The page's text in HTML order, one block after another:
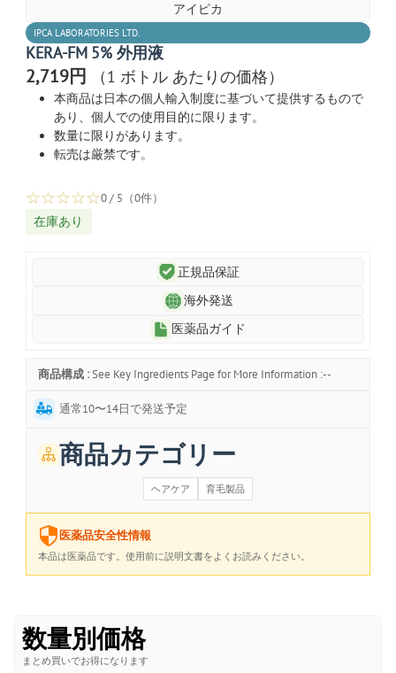
アイピカ
IPCA LABORATORIES LTD.
KERA-FM 5% 外用液
2,719円 （1 ボトル あたりの価格）
本商品は日本の個人輸入制度に基づいて提供するもので
あり、個人での使用目的に限ります。
数量に限りがあります。
転売は厳禁です。
☆☆☆☆☆0 / 5（0件）
在庫あり
正規品保証
海外発送
医薬品ガイド
商品構成 : See Key Ingredients Page for More Information :--
通常10〜14日で発送予定
商品カテゴリー
ヘアケア 育毛製品
医薬品安全性情報
本品は医薬品です。使用前に説明文書をよくお読みください。
数量別価格
まとめ買いでお得になります